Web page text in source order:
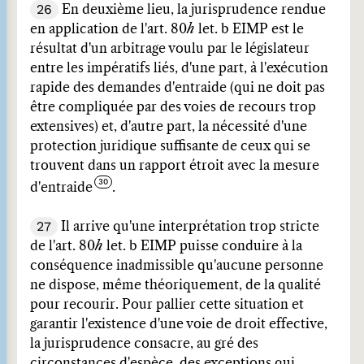
26
En deuxième lieu, la jurisprudence rendue
en application de l'art. 80h let. b EIMP est le
résultat d'un arbitrage voulu par le législateur
entre les impératifs liés, d'une part, à l'exécution
rapide des demandes d'entraide (qui ne doit pas
être compliquée par des voies de recours trop
extensives) et, d'autre part, la nécessité d'une
protection juridique suffisante de ceux qui se
trouvent dans un rapport étroit avec la mesure
d'entraide
.
27
Il arrive qu'une interprétation trop stricte
de l'art. 80h let. b EIMP puisse conduire à la
conséquence inadmissible qu'aucune personne
ne dispose, même théoriquement, de la qualité
pour recourir. Pour pallier cette situation et
garantir l'existence d'une voie de droit effective,
la jurisprudence consacre, au gré des